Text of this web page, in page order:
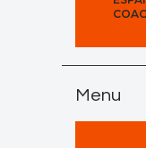
Menu